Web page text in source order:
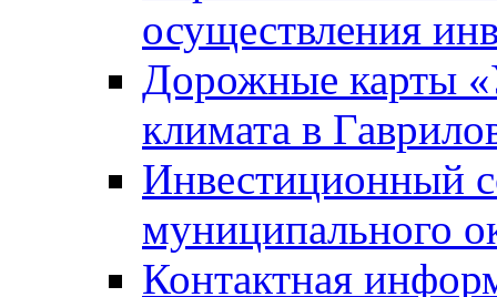
осуществления
Дорожные карты
климата в
Инвестиционный
муниципального
Контактная